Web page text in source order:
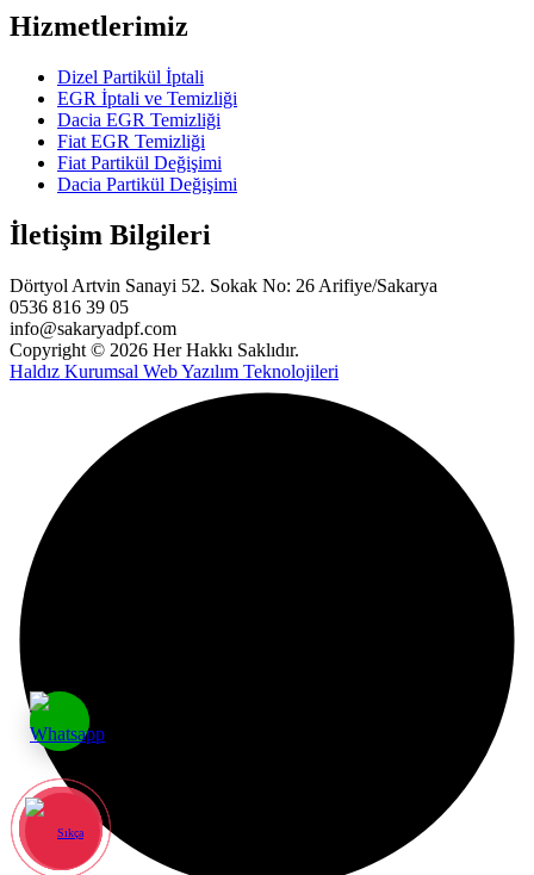
Hizmetlerimiz
Dizel Partikül İptali
EGR İptali ve Temizliği
Dacia EGR Temizliği
Fiat EGR Temizliği
Fiat Partikül Değişimi
Dacia Partikül Değişimi
İletişim Bilgileri
Dörtyol Artvin Sanayi 52. Sokak No: 26 Arifiye/Sakarya
0536 816 39 05
info@sakaryadpf.com
Copyright © 2026 Her Hakkı Saklıdır.
Haldız Kurumsal Web Yazılım Teknolojileri